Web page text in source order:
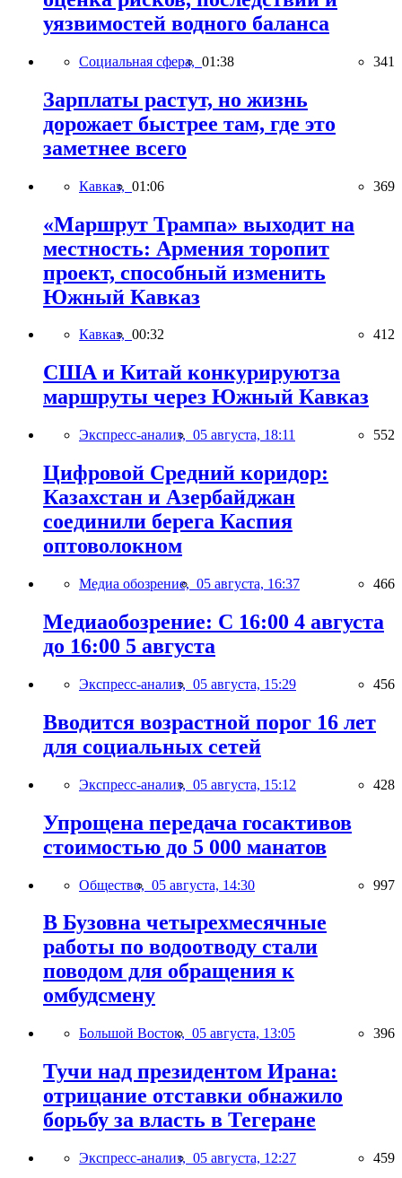
уязвимостей водного баланса
Социальная сфера, 01:38 341
Зарплаты растут, но жизнь
дорожает быстрее там, где это
заметнее всего
Кавказ, 01:06 369
«Маршрут Трампа» выходит на
местность: Армения торопит
проект, способный изменить
Южный Кавказ
Кавказ, 00:32 412
США и Китай конкурируютза
маршруты через Южный Кавказ
Экспресс-анализ, 05 августа, 18:11 552
Цифровой Средний коридор:
Казахстан и Азербайджан
соединили берега Каспия
оптоволокном
Медиа обозрение, 05 августа, 16:37 466
Медиаобозрение: С 16:00 4 августа
до 16:00 5 августа
Экспресс-анализ, 05 августа, 15:29 456
Вводится возрастной порог 16 лет
для социальных сетей
Экспресс-анализ, 05 августа, 15:12 428
Упрощена передача госактивов
стоимостью до 5 000 манатов
Общество, 05 августа, 14:30 997
В Бузовна четырехмесячные
работы по водоотводу стали
поводом для обращения к
омбудсмену
Большой Восток, 05 августа, 13:05 396
Тучи над президентом Ирана:
отрицание отставки обнажило
борьбу за власть в Тегеране
Экспресс-анализ, 05 августа, 12:27 459